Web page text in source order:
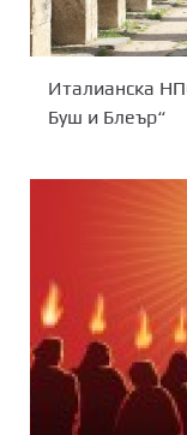
Италианска
Буш и Блеър“